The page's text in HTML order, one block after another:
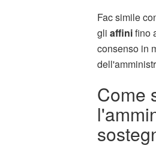
Fac simile
gli affinifino
consenso in
Come